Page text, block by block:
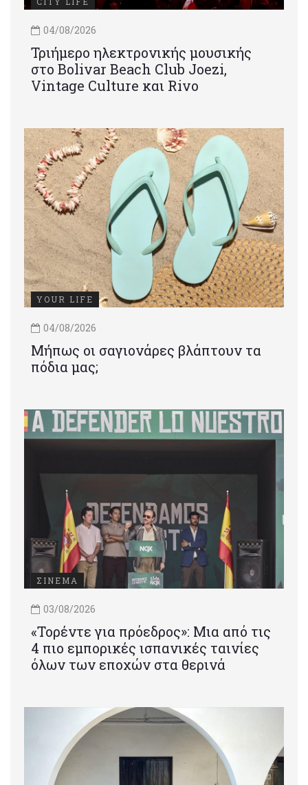
04/08/2026
Τριήμερο ηλεκτρονικής μουσικής
στο Bolivar Beach Club Joezi,
Vintage Culture και Rivo
YOUR LIFE
04/08/2026
Μήπως οι σαγιονάρες βλάπτουν τα
πόδια μας;
ΣΙΝΕΜΑ
03/08/2026
«Τορέντε για πρόεδρος»: Mια από τις
4 πιο εμπορικές ισπανικές ταινίες
όλων των εποχών στα θερινά